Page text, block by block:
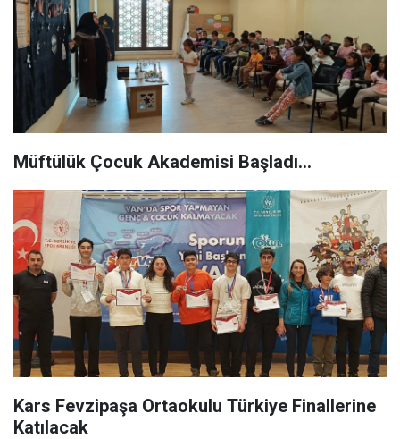
Müftülük Çocuk Akademisi Başladı...
Kars Fevzipaşa Ortaokulu Türkiye Finallerine
Katılacak